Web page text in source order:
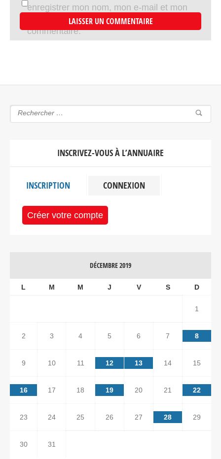
enregistrer mon nom, mon e-mail et mon
site dans le navigateur pour mon prochain
commentaire.
INSCRIVEZ-VOUS À L’ANNUAIRE
INSCRIPTION CONNEXION
Créer votre compte
DÉCEMBRE 2019
L M M J V S D
1
2 3 4 5 6 7 8
9 10 11 12 13 14 15
16 17 18 19 20 21 22
23 24 25 26 27 28 29
30 31